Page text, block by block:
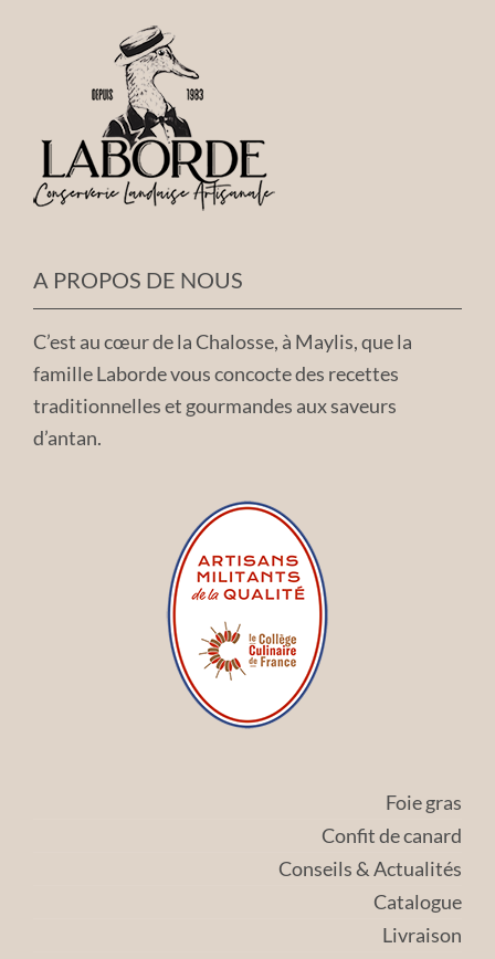
A PROPOS DE NOUS
C’est au cœur de la Chalosse, à Maylis, que la
famille Laborde vous concocte des recettes
traditionnelles et gourmandes aux saveurs
d’antan.
Foie gras
Confit de canard
Conseils & Actualités
Catalogue
Livraison